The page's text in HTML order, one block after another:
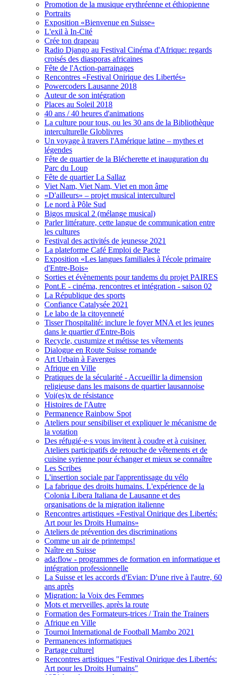
Promotion de la musique erythréenne et éthiopienne
Portraits
Exposition «Bienvenue en Suisse»
L'exil à In-Cité
Crée ton drapeau
Radio Django au Festival Cinéma d'Afrique: regards
croisés des diasporas africaines
Fête de l'Action-parrainages
Rencontres «Festival Onirique des Libertés»
Powercoders Lausanne 2018
Auteur de son intégration
Places au Soleil 2018
40 ans / 40 heures d'animations
La culture pour tous, ou les 30 ans de la Bibliothèque
interculturelle Globlivres
Un voyage à travers l'Amérique latine – mythes et
légendes
Fête de quartier de la Blécherette et inauguration du
Parc du Loup
Fête de quartier La Sallaz
Viet Nam, Viet Nam, Viet en mon âme
«D'ailleurs» – projet musical interculturel
Le nord à Pôle Sud
Bigos musical 2 (mélange musical)
Parler littérature, cette langue de communication entre
les cultures
Festival des activités de jeunesse 2021
La plateforme Café Emploi de Pacte
Exposition «Les langues familiales à l'école primaire
d'Entre-Bois»
Sorties et évènements pour tandems du projet PAIRES
Pont.E - cinéma, rencontres et intégration - saison 02
La République des sports
Confiance Catalysée 2021
Le labo de la citoyenneté
Tisser l'hospitalité: inclure le foyer MNA et les jeunes
dans le quartier d'Entre-Bois
Recycle, custumize et métisse tes vêtements
Dialogue en Route Suisse romande
Art Urbain à Faverges
Afrique en Ville
Pratiques de la sécularité - Accueillir la dimension
religieuse dans les maisons de quartier lausannoise
Voi(es)x de résistance
Histoires de l'Autre
Permanence Rainbow Spot
Ateliers pour sensibiliser et expliquer le mécanisme de
la votation
Des réfugié·e·s vous invitent à coudre et à cuisiner.
Ateliers participatifs de retouche de vêtements et de
cuisine syrienne pour échanger et mieux se connaître
Les Scribes
L'insertion sociale par l'apprentissage du vélo
La fabrique des droits humains. L'expérience de la
Colonia Libera Italiana de Lausanne et des
organisations de la migration italienne
Rencontres artistiques «Festival Onirique des Libertés:
Art pour les Droits Humains»
Ateliers de prévention des discriminations
Comme un air de printemps!
Naître en Suisse
ada:flow - programmes de formation en informatique et
intégration professionnelle
La Suisse et les accords d'Evian: D'une rive à l'autre, 60
ans après
Migration: la Voix des Femmes
Mots et merveilles, après la route
Formation des Formateurs-trices / Train the Trainers
Afrique en Ville
Tournoi International de Football Mambo 2021
Permanences informatiques
Partage culturel
Rencontres artistiques "Festival Onirique des Libertés:
Art pour les Droits Humains"